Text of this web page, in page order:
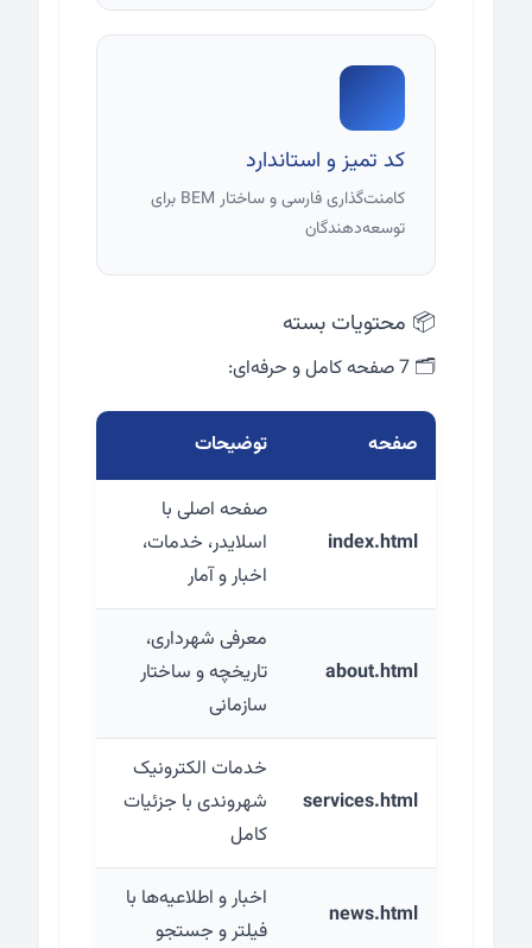
کد تمیز و استاندارد
کامنت‌گذاری فارسی و ساختار BEM برای
توسعه‌دهندگان
📦 محتویات بسته
🗂️ 7 صفحه کامل و حرفه‌ای:
صفحه توضیحات
index.html
صفحه اصلی با
اسلایدر، خدمات،
اخبار و آمار
about.html
معرفی شهرداری،
تاریخچه و ساختار
سازمانی
services.html
خدمات الکترونیک
شهروندی با جزئیات
کامل
news.html
اخبار و اطلاعیه‌ها با
فیلتر و جستجو